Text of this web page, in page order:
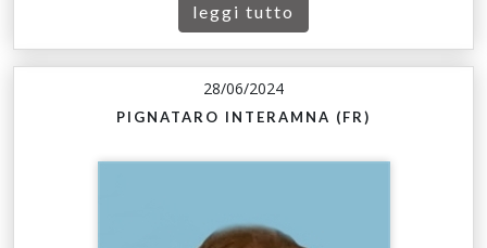
leggi tutto
28/06/2024
PIGNATARO INTERAMNA (FR)